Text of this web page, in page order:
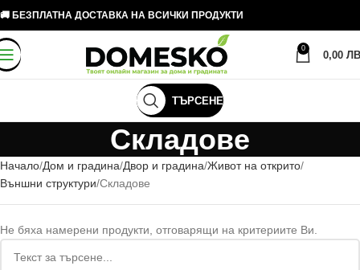
🚚 БЕЗПЛАТНА ДОСТАВКА НА ВСИЧКИ ПРОДУКТИ
0
0,00
ТЪРСЕНЕ
Складове
Начало Дом и градина Двор и градина Живот на открито
Външни структури Складове
Не бяха намерени продукти, отговарящи на критериите Ви.